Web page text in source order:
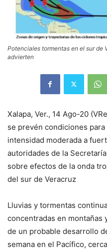
Potenciales tormentas en el sur de
advierten
Xalapa, Ver., 14 Ago-20
se prevén condiciones
intensidad moderada a
autoridades de la
sobre efectos de la onda
del sur de Veracruz
Lluvias y tormentas
concentradas en montañas
de un probable desarrollo
semana en el Pacífico,